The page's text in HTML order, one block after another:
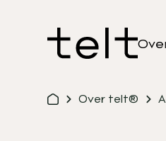
Over telt®